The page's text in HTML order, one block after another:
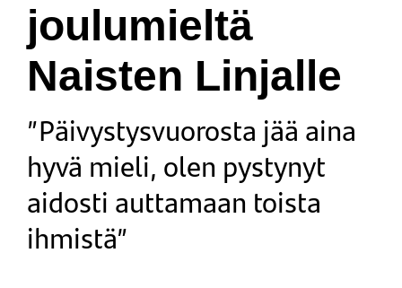
joulumieltä
Naisten Linjalle
”Päivystysvuorosta jää aina
hyvä mieli, olen pystynyt
aidosti auttamaan toista
ihmistä”